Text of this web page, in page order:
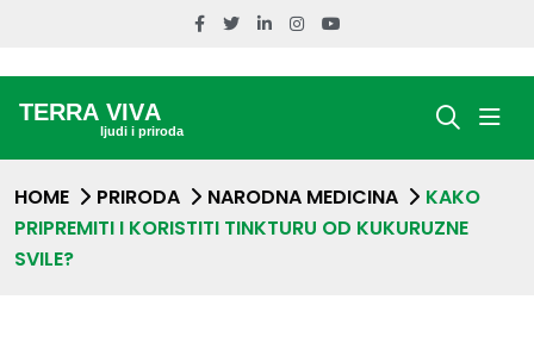
HOME PRIRODA NARODNA MEDICINA
KAKO
PRIPREMITI I KORISTITI TINKTURU OD KUKURUZNE
SVILE?